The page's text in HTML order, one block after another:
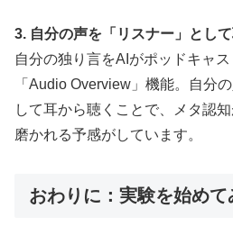
3. 自分の声を「リスナー」とし
自分の独り言をAIがポッドキャ
「Audio Overview」機能。自分
して耳から聴くことで、メタ認
磨かれる予感がしています。
おわりに：実験を始めて